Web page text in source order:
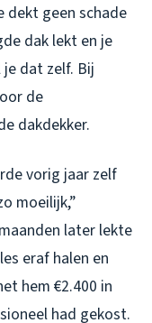
dekt geen schade
dak lekt en je
dat zelf. Bij
de
dakdekker.
vorig jaar zelf
moeilijk,”
later lekte
eraf halen en
hem €2.400 in
had gekost.